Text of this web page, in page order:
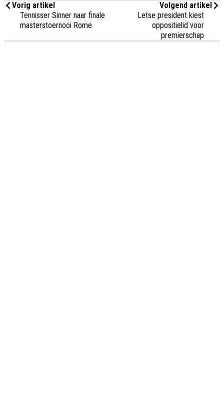
Vorig artikel
Tennisser Sinner naar finale
masterstoernooi Rome
Volgend artikel
Letse president kiest
oppositielid voor
premierschap